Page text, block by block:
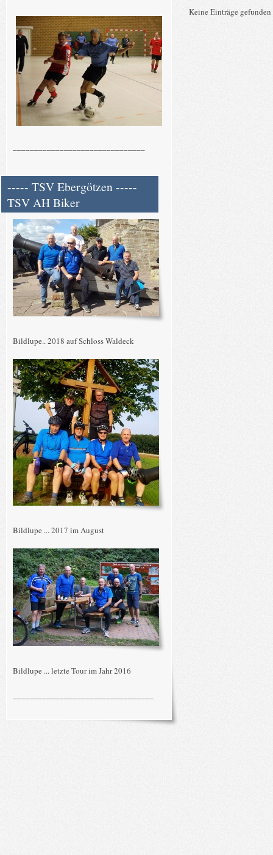
Keine Einträge gefunden
----- TSV Ebergötzen -----
TSV AH Biker
Bildlupe.. 2018 auf Schloss Waldeck
Bildlupe ... 2017 im August
Bildlupe ... letzte Tour im Jahr 2016